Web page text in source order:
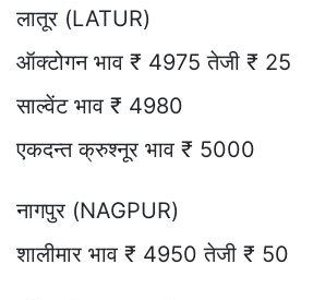
लातूर (LATUR)
ऑक्टोगन भाव ₹ 4975 तेजी ₹ 25
साल्वेंट भाव ₹ 4980
एकदन्त क्रुश्नूर भाव ₹ 5000
नागपुर (NAGPUR)
शालीमार भाव ₹ 4950 तेजी ₹ 50